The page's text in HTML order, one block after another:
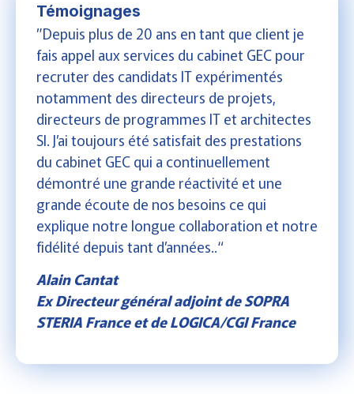
Témoignages
”Depuis plus de 20 ans en tant que client je
fais appel aux services du cabinet GEC pour
recruter des candidats IT expérimentés
notamment des directeurs de projets,
directeurs de programmes IT et architectes
SI. J’ai toujours été satisfait des prestations
du cabinet GEC qui a continuellement
démontré une grande réactivité et une
grande écoute de nos besoins ce qui
explique notre longue collaboration et notre
fidélité depuis tant d’années..“
Alain Cantat
Ex Directeur général adjoint de SOPRA
STERIA France et de LOGICA/CGI France